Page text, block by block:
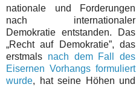
nationale und Forderungen
nach internationaler
Demokratie entstanden. Das
„Recht auf Demokratie”, das
erstmals nach dem Fall des
Eisernen Vorhangs formuliert
wurde, hat seine Höhen und